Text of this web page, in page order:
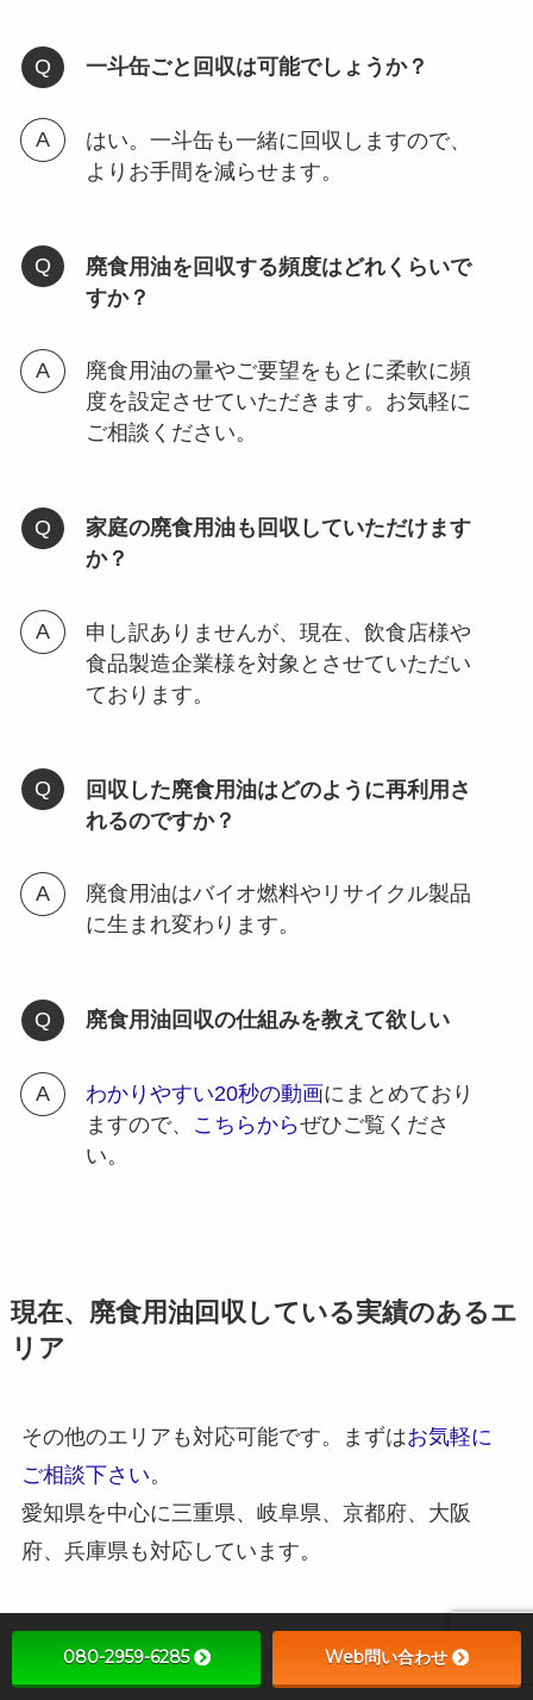
一斗缶ごと回収は可能でしょうか？
はい。一斗缶も一緒に回収しますので、
よりお手間を減らせます。
廃食用油を回収する頻度はどれくらいで
すか？
廃食用油の量やご要望をもとに柔軟に頻
度を設定させていただきます。お気軽に
ご相談ください。
家庭の廃食用油も回収していただけます
か？
申し訳ありませんが、現在、飲食店様や
食品製造企業様を対象とさせていただい
ております。
回収した廃食用油はどのように再利用さ
れるのですか？
廃食用油はバイオ燃料やリサイクル製品
に生まれ変わります。
廃食用油回収の仕組みを教えて欲しい
わかりやすい20秒の動画にまとめており
ますので、
こちらからぜひご覧くださ
い。
現在、廃食用油回収している実績のあるエ
リア
その他のエリアも対応可能です。まずはお気軽に
ご相談下さい。
愛知県を中心に三重県、岐阜県、京都府、大阪
府、兵庫県も対応しています。
愛知県080-2959-6285 Web問い合わせ